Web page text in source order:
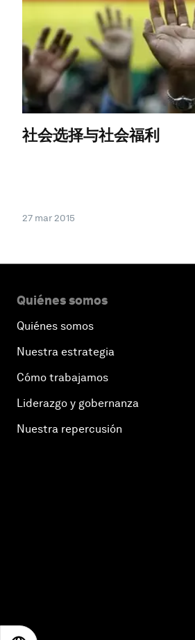
社会选择与社会福利
27 mar 2015
Quiénes somos
Quiénes somos
Nuestra estrategia
Cómo trabajamos
Liderazgo y gobernanza
Nuestra repercusión